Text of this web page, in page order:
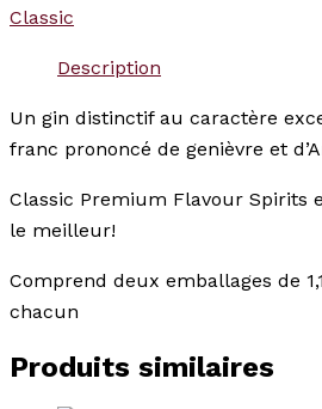
Classic
Description
Un gin distinctif au caractère
franc prononcé de genièvre et
Classic Premium Flavour Spirits
le meilleur!
Comprend deux emballages de
chacun
Produits similaires